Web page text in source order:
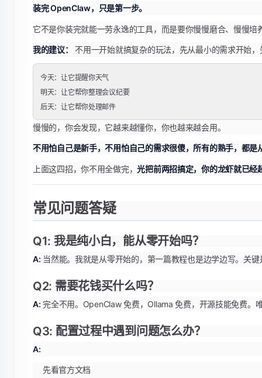
装完 OpenClaw，只是第一步。
它不是你装完就能一劳永逸的工具，而是要你慢慢磨合、慢慢培
我的建议： 不用一开始就搞复杂的玩法，先从最小的需求开始
今天：让它提醒你天气
明天：让它帮你整理会议纪要
后天：让它帮你处理邮件
慢慢的，你会发现，它越来越懂你，你也越来越会用。
不用怕自己是新手，不用怕自己的需求很傻，所有的熟手，都
上面这四招，你不用全做完，光把前两招搞定，你的龙虾就已经
常见问题答疑
Q1: 我是纯小白，能从零开始吗？
A: 当然能。我就是从零开始的，第一篇教程也是边学边写。关
Q2: 需要花钱买什么吗？
A: 完全不用。OpenClaw 免费，Ollama 免费，开源技能免费。
Q3: 配置过程中遇到问题怎么办？
A:
先看官方文档